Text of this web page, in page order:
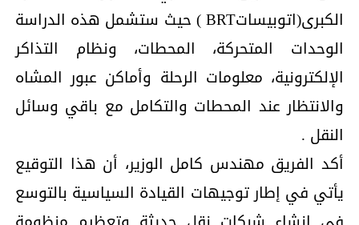
الكبرى(اتوبيساتBRT ) حيث ستشمل هذه الدراسة
الوحدات المتحركة، المحطات، ونظام التذاكر
الإلكترونية، معلومات الرحلة وأماكن عبور المشاه
والانتظار عند المحطات والتكامل مع باقي وسائل
النقل .
أكد الفريق مهندس كامل الوزير، أن هذا التوقيع
يأتي في إطار توجيهات القيادة السياسية بالتوسع